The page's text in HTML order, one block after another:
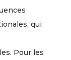
qui
Pour les